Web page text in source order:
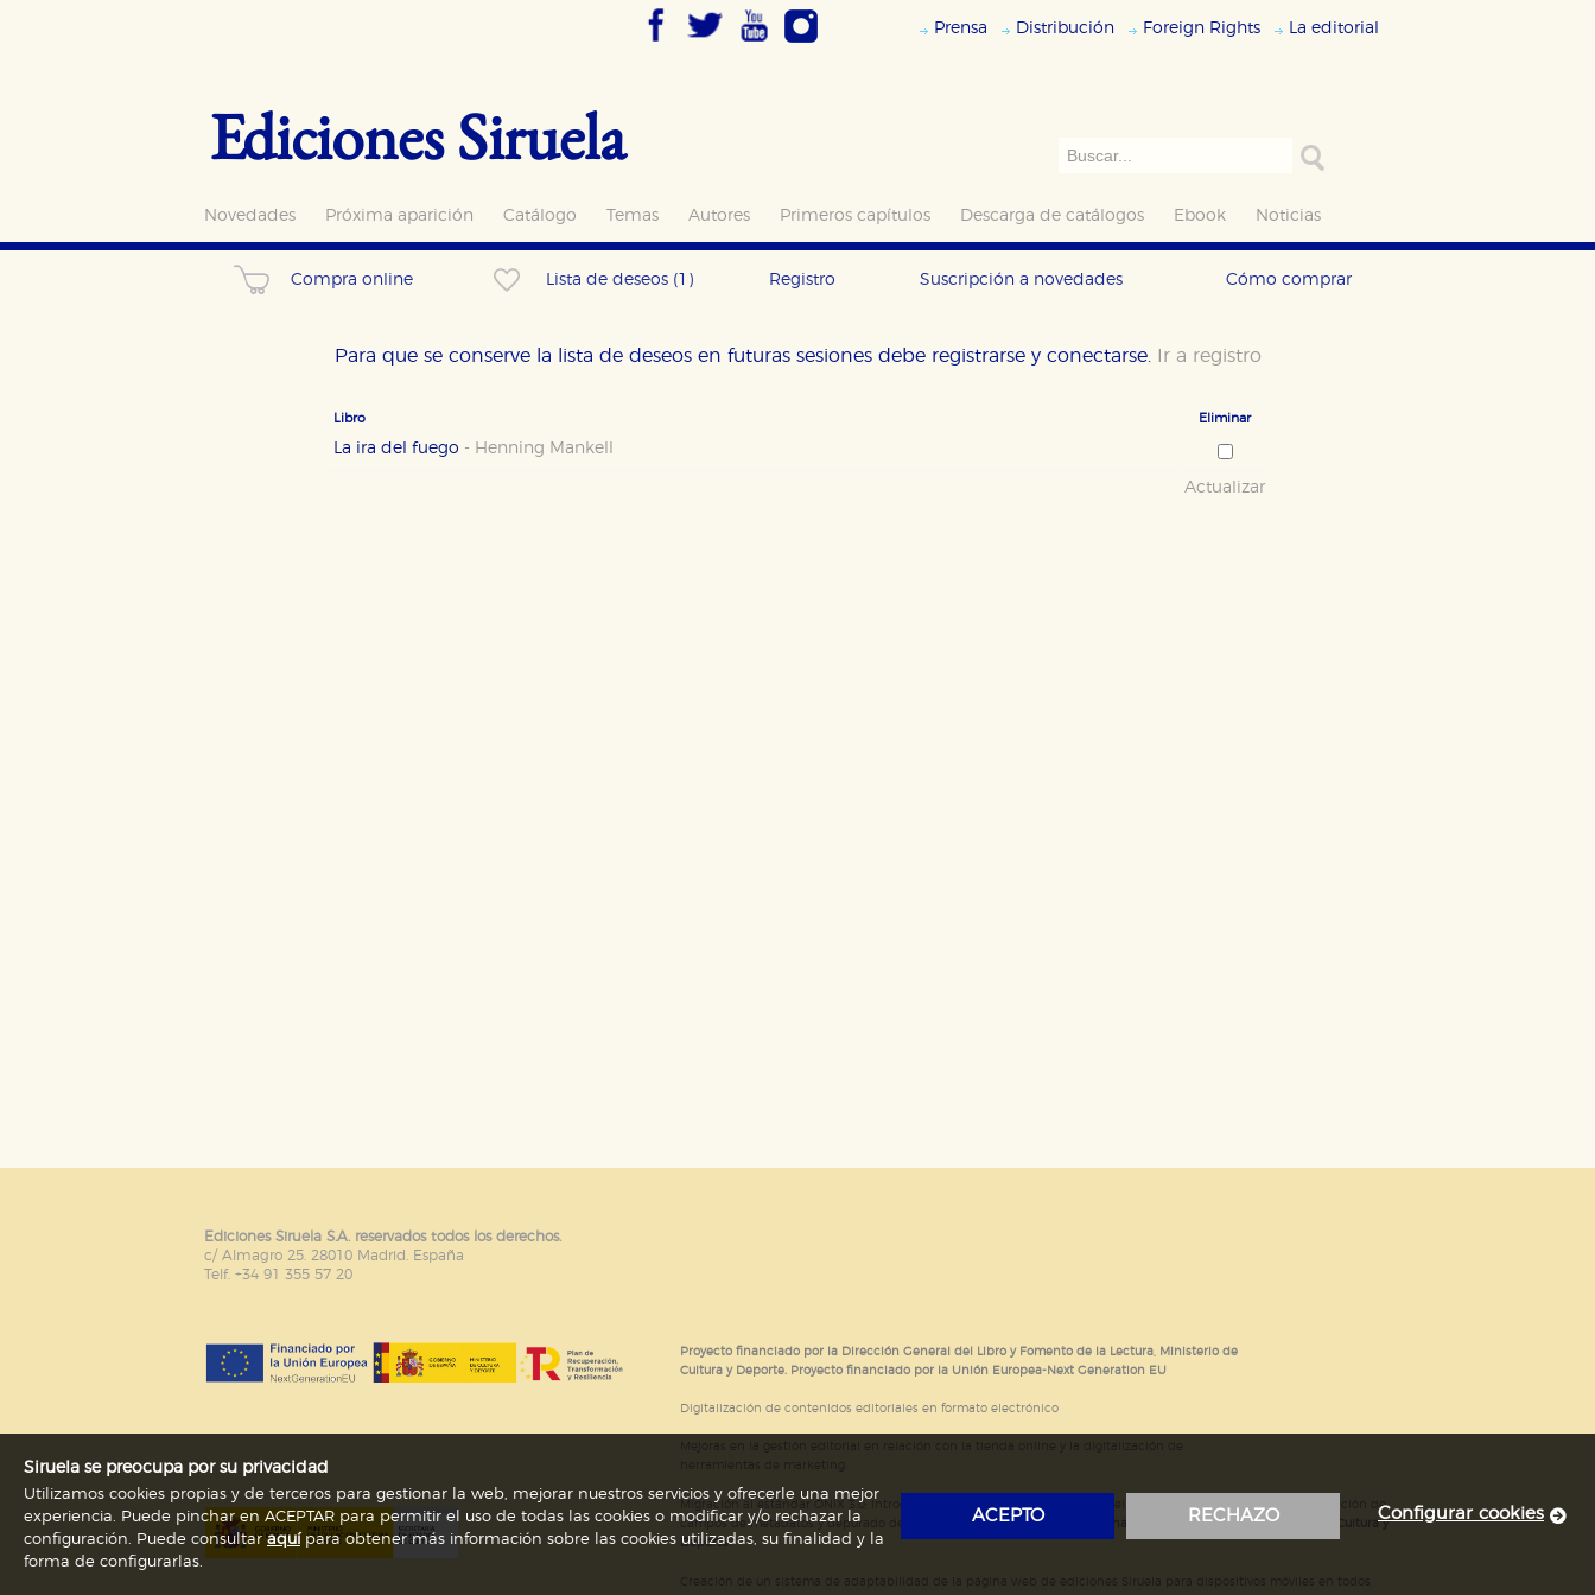
Prensa Distribución Foreign Rights La editorial
Ediciones Siruela
Novedades Próxima aparición Catálogo Temas Autores Primeros capítulos Descarga de catálogos Ebook Noticias
Compra online Lista de deseos (1) Registro Suscripción a novedades Cómo comprar
Para que se conserve la lista de deseos en futuras sesiones debe registrarse y conectarse. Ir a registro
Libro Eliminar
La ira del fuego - Henning Mankell
Actualizar
Ediciones Siruela S.A. reservados todos los derechos.
c/ Almagro 25. 28010 Madrid. España
Telf. +34 91 355 57 20
Proyecto financiado por la Dirección General del Libro y Fomento de la Lectura, Ministerio de
Cultura y Deporte. Proyecto financiado por la Unión Europea-Next Generation EU
Digitalización de contenidos editoriales en formato electrónico
Migración al estándar ONIX 3.0; introducción del estándar ISNI; mejora del posicionamiento en Google; ampliación de
campos de metadatos y depurado de código HTML.Actividad subvencionada por el Ministerio de Educación, Cultura y
Deporte.
Siruela se preocupa por su privacidad
Utilizamos cookies propias y de terceros para gestionar la web, mejorar nuestros servicios y ofrecerle una mejor
experiencia. Puede pinchar en ACEPTAR para permitir el uso de todas las cookies o modificar y/o rechazar la
configuración. Puede consultaraquípara obtener más información sobre las cookies utilizadas, su finalidad y la
forma de configurarlas.
ACEPTO RECHAZO Configurar cookies